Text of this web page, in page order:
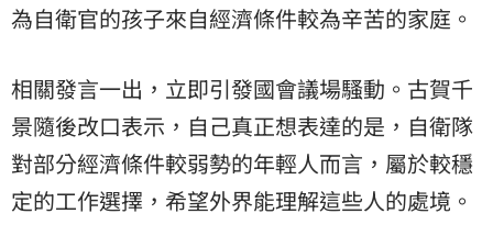
為自衛官的孩子來自經濟條件較為辛苦的家庭。
相關發言一出，立即引發國會議場騷動。古賀千
景隨後改口表示，自己真正想表達的是，自衛隊
對部分經濟條件較弱勢的年輕人而言，屬於較穩
定的工作選擇，希望外界能理解這些人的處境。